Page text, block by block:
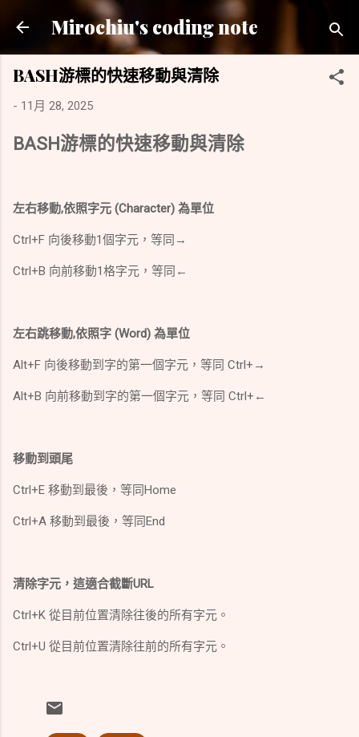
跳到主要內容
Mirochiu's coding note
BASH游標的快速移動與清除
- 11月 28, 2025
BASH游標的快速移動與清除
左右移動,依照字元 (Character) 為單位
Ctrl+F 向後移動1個字元，等同→
Ctrl+B 向前移動1格字元，等同←
左右跳移動,依照字 (Word) 為單位
Alt+F 向後移動到字的第一個字元，等同 Ctrl+→
Alt+B 向前移動到字的第一個字元，等同 Ctrl+←
移動到頭尾
Ctrl+E 移動到最後，等同Home
Ctrl+A 移動到最後，等同End
清除字元，這適合截斷URL
Ctrl+K 從目前位置清除往後的所有字元。
Ctrl+U 從目前位置清除往前的所有字元。